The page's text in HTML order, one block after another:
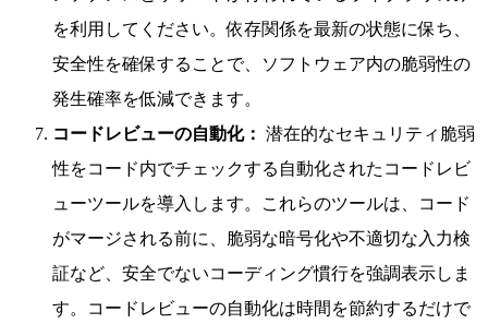
を利用してください。依存関係を最新の状態に保ち、
安全性を確保することで、ソフトウェア内の脆弱性の
発生確率を低減できます。
コードレビューの自動化： 潜在的なセキュリティ脆弱
性をコード内でチェックする自動化されたコードレビ
ューツールを導入します。これらのツールは、コード
がマージされる前に、脆弱な暗号化や不適切な入力検
証など、安全でないコーディング慣行を強調表示しま
す。コードレビューの自動化は時間を節約するだけで